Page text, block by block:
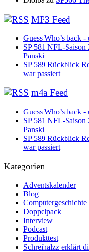
MP3 Feed
Guess Who’s back
SP 581 NFL-
Panski
SP 589 Rückblick
war passiert
m4a Feed
Guess Who’s back
SP 581 NFL-
Panski
SP 589 Rückblick
war passiert
Kategorien
Adventskalender
Blog
Computergeschichte
Doppelpack
Interview
Podcast
Produkttest
Schreihalzz erklärt